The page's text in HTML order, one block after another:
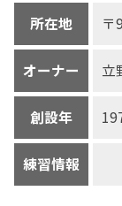
所在地 〒
オーナー
創設年
練習情報